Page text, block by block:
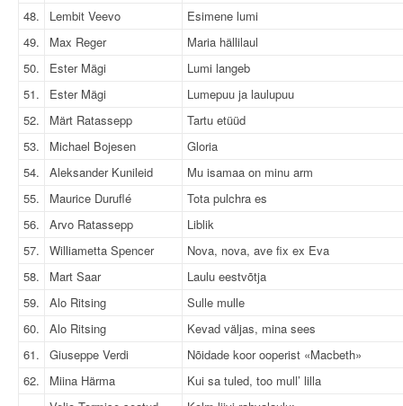
48.
Lembit Veevo
Esimene lumi
49.
Max Reger
Maria hällilaul
50.
Ester Mägi
Lumi langeb
51.
Ester Mägi
Lumepuu ja laulupuu
52.
Märt Ratassepp
Tartu etüüd
53.
Michael Bojesen
Gloria
54.
Aleksander Kunileid
Mu isamaa on minu arm
55.
Maurice Duruflé
Tota pulchra es
56.
Arvo Ratassepp
Liblik
57.
Williametta Spencer
Nova, nova, ave fix ex Eva
58.
Mart Saar
Laulu eestvõtja
59.
Alo Ritsing
Sulle mulle
60.
Alo Ritsing
Kevad väljas, mina sees
61.
Giuseppe Verdi
Nõidade koor ooperist «Macbeth»
62.
Miina Härma
Kui sa tuled, too mull’ lilla